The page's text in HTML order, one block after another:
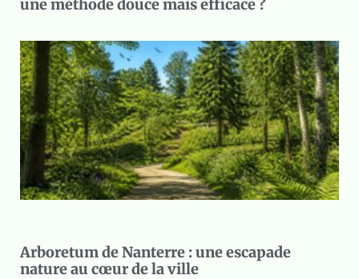
une méthode douce mais efficace ?
Arboretum de Nanterre : une escapade
nature au cœur de la ville